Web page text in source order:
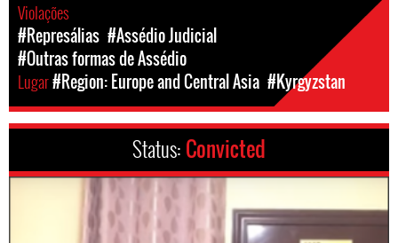
Violações
#Represálias #Assédio Judicial
#Outras formas de Assédio
Lugar#Region: Europe and Central Asia #Kyrgyzstan
Status: Convicted